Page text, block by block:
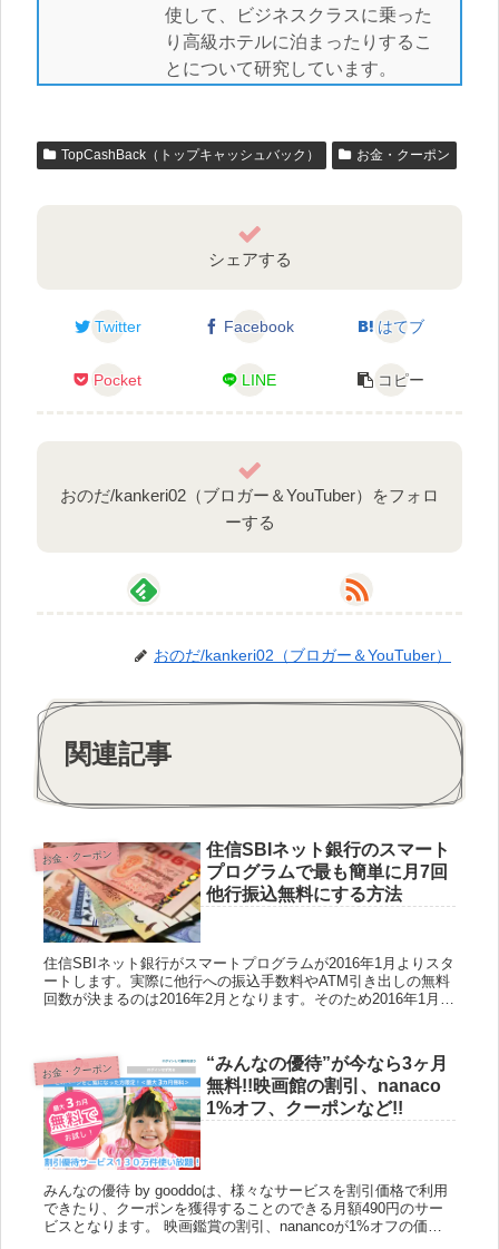
使して、ビジネスクラスに乗った
り高級ホテルに泊まったりするこ
とについて研究しています。
TopCashBack（トップキャッシュバック） お金・クーポン
シェアする
Twitter Facebook はてブ
Pocket LINE コピー
おのだ/kankeri02（ブロガー＆YouTuber）をフォロ
ーする
おのだ/kankeri02（ブロガー＆YouTuber）
関連記事
お金・クーポン
住信SBIネット銀行のスマート
プログラムで最も簡単に月7回
他行振込無料にする方法
住信SBIネット銀行がスマートプログラムが2016年1月よりスタ
ートします。実際に他行への振込手数料やATM引き出しの無料
回数が決まるのは2016年2月となります。そのため2016年1月は
お金・クーポン
“みんなの優待”が今なら3ヶ月
無料!!映画館の割引、nanaco
1%オフ、クーポンなど!!
みんなの優待 by gooddoは、様々なサービスを割引価格で利用
できたり、クーポンを獲得することのできる月額490円のサー
ビスとなります。 映画鑑賞の割引、nanancoが1%オフの価格